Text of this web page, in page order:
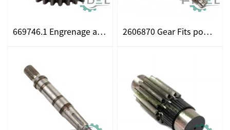
669746.1 Engrenage adapté pour Claas 2606870 Gear Fits pour CLAAS